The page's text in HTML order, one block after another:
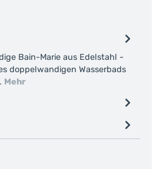
Bain-Marie aus Edelstahl -
doppelwandigen Wasserbads
Mehr